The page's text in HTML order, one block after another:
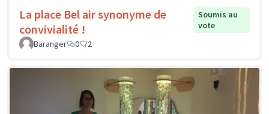
La place Bel air synonyme de
convivialité !
Soumis au
vote
Baranger
0 2